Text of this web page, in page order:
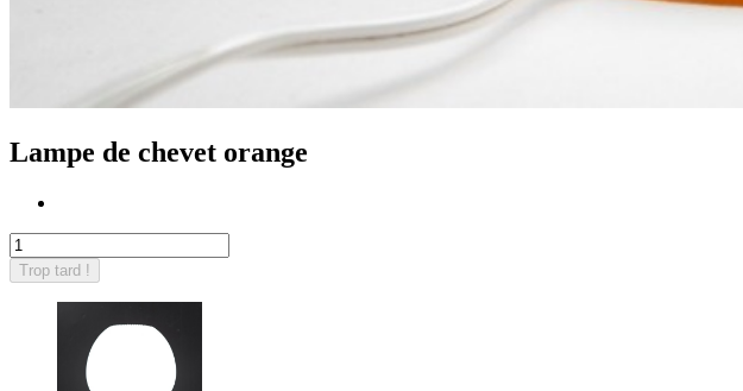
Lampe de chevet orange
Trop tard !